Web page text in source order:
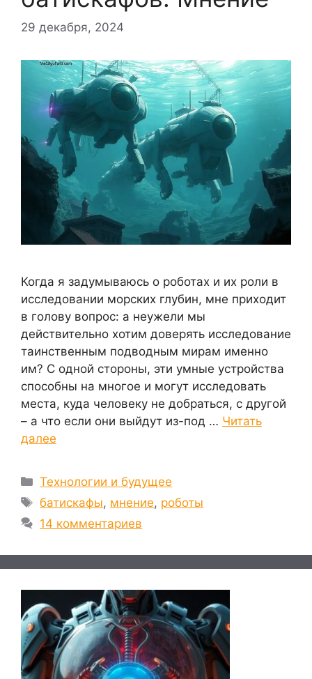
29 декабря, 2024
Когда я задумываюсь о роботах и их роли в
исследовании морских глубин, мне приходит
в голову вопрос: а неужели мы
действительно хотим доверять исследование
таинственным подводным мирам именно
им? С одной стороны, эти умные устройства
способны на многое и могут исследовать
места, куда человеку не добраться, с другой
– а что если они выйдут из-под … Читать
далее
Рубрики
Технологии и будущее
Метки
батискафы, мнение, роботы
14 комментариев